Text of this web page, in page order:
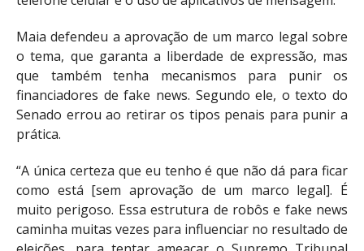
Maia defendeu a aprovação de um marco legal sobre
o tema, que garanta a liberdade de expressão, mas
que também tenha mecanismos para punir os
financiadores de fake news. Segundo ele, o texto do
Senado errou ao retirar os tipos penais para punir a
prática.
“A única certeza que eu tenho é que não dá para ficar
como está [sem aprovação de um marco legal]. É
muito perigoso. Essa estrutura de robôs e fake news
caminha muitas vezes para influenciar no resultado de